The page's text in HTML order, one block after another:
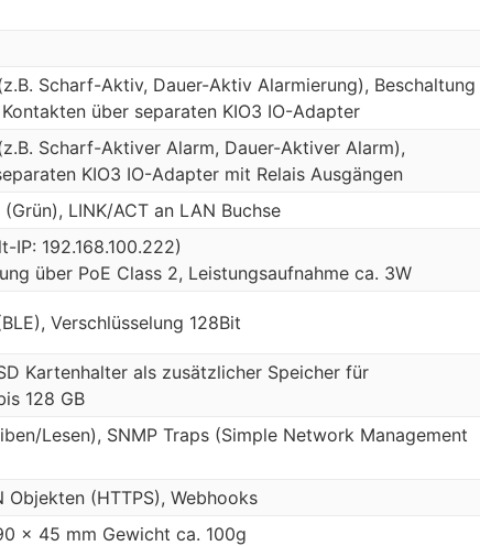
Scharf-Aktiv, Dauer-Aktiv Alarmierung), Beschaltung
über separaten KIO3 IO-Adapter
Scharf-Aktiver Alarm, Dauer-Aktiver Alarm),
KIO3 IO-Adapter mit Relais Ausgängen
LINK/ACT an LAN Buchse
IP: 192.168.100.222)
über PoE Class 2, Leistungsaufnahme ca. 3W
Verschlüsselung 128Bit
Kartenhalter als zusätzlicher Speicher für
128 GB
Lesen), SNMP Traps (Simple Network Management
Objekten (HTTPS), Webhooks
x 45 mm Gewicht ca. 100g